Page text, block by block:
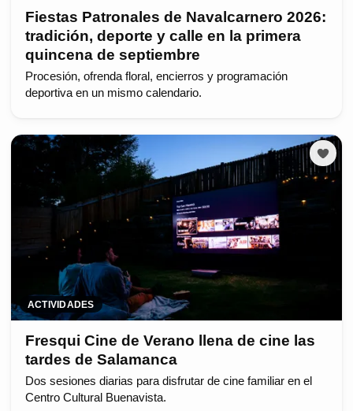
Fiestas Patronales de Navalcarnero 2026:
tradición, deporte y calle en la primera
quincena de septiembre
Procesión, ofrenda floral, encierros y programación
deportiva en un mismo calendario.
ACTIVIDADES
Fresqui Cine de Verano llena de cine las
tardes de Salamanca
Dos sesiones diarias para disfrutar de cine familiar en el
Centro Cultural Buenavista.